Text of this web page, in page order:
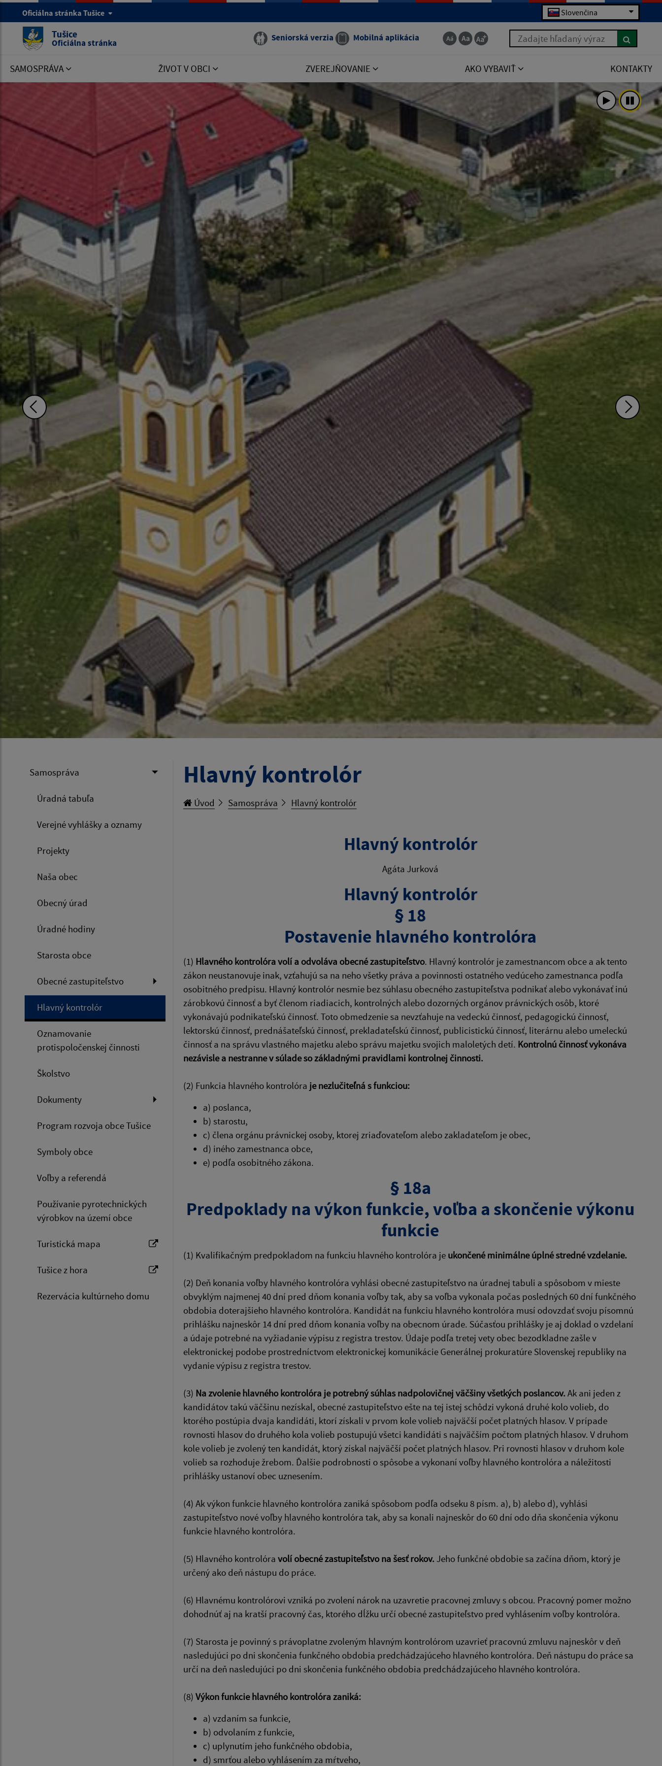
Oficiálna stránka Tušice Slovenčina
Tušice
Oficiálna stránka Seniorská verzia Mobilná aplikácia Zadajte hľadaný výraz
SAMOSPRÁVA ŽIVOT V OBCI ZVEREJŇOVANIE AKO VYBAVIŤ KONTAKTY
Samospráva
Úradná tabuľa
Verejné vyhlášky a oznamy
Projekty
Naša obec
Obecný úrad
Úradné hodiny
Starosta obce
Obecné zastupiteľstvo
Hlavný kontrolór
Oznamovanie
protispoločenskej činnosti
Školstvo
Dokumenty
Program rozvoja obce Tušice
Symboly obce
Voľby a referendá
Používanie pyrotechnických
výrobkov na území obce
Turistická mapa
Tušice z hora
Rezervácia kultúrneho domu
Hlavný kontrolór
Úvod Samospráva Hlavný kontrolór
Hlavný kontrolór
Agáta Jurková
Hlavný kontrolór
§ 18
Postavenie hlavného kontrolóra
(1) Hlavného kontrolóra volí a odvoláva obecné zastupiteľstvo. Hlavný kontrolór je zamestnancom obce a ak tento
zákon neustanovuje inak, vzťahujú sa na neho všetky práva a povinnosti ostatného vedúceho zamestnanca podľa
osobitného predpisu. Hlavný kontrolór nesmie bez súhlasu obecného zastupiteľstva podnikať alebo vykonávať inú
zárobkovú činnosť a byť členom riadiacich, kontrolných alebo dozorných orgánov právnických osôb, ktoré
vykonávajú podnikateľskú činnosť. Toto obmedzenie sa nevzťahuje na vedeckú činnosť, pedagogickú činnosť,
lektorskú činnosť, prednášateľskú činnosť, prekladateľskú činnosť, publicistickú činnosť, literárnu alebo umeleckú
činnosť a na správu vlastného majetku alebo správu majetku svojich maloletých detí. Kontrolnú činnosť vykonáva
nezávisle a nestranne v súlade so základnými pravidlami kontrolnej činnosti.
(2) Funkcia hlavného kontrolóra je nezlučiteľná s funkciou:
a) poslanca,
b) starostu,
c) člena orgánu právnickej osoby, ktorej zriaďovateľom alebo zakladateľom je obec,
d) iného zamestnanca obce,
e) podľa osobitného zákona.
§ 18a
Predpoklady na výkon funkcie, voľba a skončenie výkonu
funkcie
(1) Kvalifikačným predpokladom na funkciu hlavného kontrolóra je ukončené minimálne úplné stredné vzdelanie.
(2) Deň konania voľby hlavného kontrolóra vyhlási obecné zastupiteľstvo na úradnej tabuli a spôsobom v mieste
obvyklým najmenej 40 dní pred dňom konania voľby tak, aby sa voľba vykonala počas posledných 60 dní funkčného
obdobia doterajšieho hlavného kontrolóra. Kandidát na funkciu hlavného kontrolóra musí odovzdať svoju písomnú
prihlášku najneskôr 14 dní pred dňom konania voľby na obecnom úrade. Súčasťou prihlášky je aj doklad o vzdelaní
a údaje potrebné na vyžiadanie výpisu z registra trestov. Údaje podľa tretej vety obec bezodkladne zašle v
elektronickej podobe prostredníctvom elektronickej komunikácie Generálnej prokuratúre Slovenskej republiky na
vydanie výpisu z registra trestov.
(3) Na zvolenie hlavného kontrolóra je potrebný súhlas nadpolovičnej väčšiny všetkých poslancov.Ak ani jeden z
kandidátov takú väčšinu nezískal, obecné zastupiteľstvo ešte na tej istej schôdzi vykoná druhé kolo volieb, do
ktorého postúpia dvaja kandidáti, ktorí získali v prvom kole volieb najväčší počet platných hlasov. V prípade
rovnosti hlasov do druhého kola volieb postupujú všetci kandidáti s najväčším počtom platných hlasov. V druhom
kole volieb je zvolený ten kandidát, ktorý získal najväčší počet platných hlasov. Pri rovnosti hlasov v druhom kole
volieb sa rozhoduje žrebom. Ďalšie podrobnosti o spôsobe a vykonaní voľby hlavného kontrolóra a náležitosti
prihlášky ustanoví obec uznesením.
(4) Ak výkon funkcie hlavného kontrolóra zaniká spôsobom podľa odseku 8 písm. a), b) alebo d), vyhlási
zastupiteľstvo nové voľby hlavného kontrolóra tak, aby sa konali najneskôr do 60 dní odo dňa skončenia výkonu
funkcie hlavného kontrolóra.
(5) Hlavného kontrolóra volí obecné zastupiteľstvo na šesť rokov. Jeho funkčné obdobie sa začína dňom, ktorý je
určený ako deň nástupu do práce.
(6) Hlavnému kontrolórovi vzniká po zvolení nárok na uzavretie pracovnej zmluvy s obcou. Pracovný pomer možno
dohodnúť aj na kratší pracovný čas, ktorého dĺžku určí obecné zastupiteľstvo pred vyhlásením voľby kontrolóra.
(7) Starosta je povinný s právoplatne zvoleným hlavným kontrolórom uzavrieť pracovnú zmluvu najneskôr v deň
nasledujúci po dni skončenia funkčného obdobia predchádzajúceho hlavného kontrolóra. Deň nástupu do práce sa
určí na deň nasledujúci po dni skončenia funkčného obdobia predchádzajúceho hlavného kontrolóra.
(8) Výkon funkcie hlavného kontrolóra zaniká:
a) vzdaním sa funkcie,
b) odvolaním z funkcie,
c) uplynutím jeho funkčného obdobia,
d) smrťou alebo vyhlásením za mŕtveho,